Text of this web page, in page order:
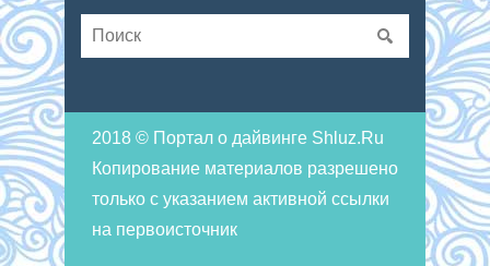
2018 © Портал о дайвинге Shluz.Ru
Копирование материалов разрешено
только с указанием активной ссылки
на первоисточник